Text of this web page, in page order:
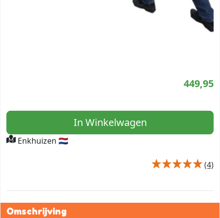
449,95
In Winkelwagen
Enkhuizen 🇳🇱
(4)
Omschrijving